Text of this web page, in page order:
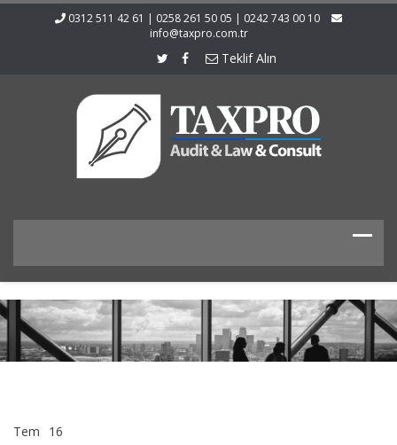
0312 511 42 61 | 0258 261 50 05 | 0242 743 00 10
info@taxpro.com.tr
Teklif Alın
Tem 16